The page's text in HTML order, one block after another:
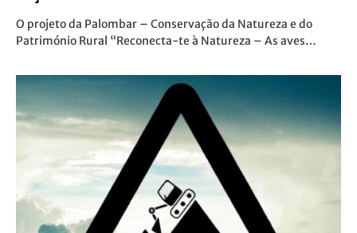
O projeto da Palombar – Conservação da Natureza e do
Património Rural “Reconecta-te à Natureza – As aves…